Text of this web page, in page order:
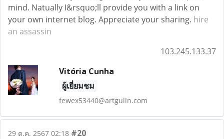
mind. Natually I&rsquo;ll provide you with a link on
your own internet blog. Appreciate your sharing. hire
an assassin
103.245.133.37
Vitória Cunha
ผู้เยี่ยมชม
fewex53440@artgulin.com
29 ต.ค. 2567 02:18 #20